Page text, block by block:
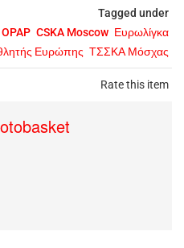
Tagged under
CSKA Moscow Ευρωλίγκα
Ευρώπης ΤΣΣΚΑ Μόσχας
Rate this item